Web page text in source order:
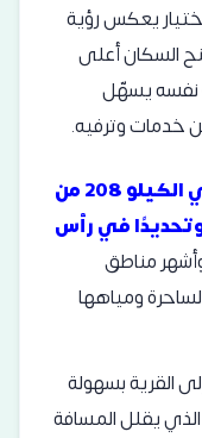
يعكس رؤية
السكان أعلى
نفسه يسهّل
خدمات وترفيه.
تقع القرية في الكيلو 208 من
في رأس
مناطق
ومياهها
القرية بسهولة
الذي يقلل المسافة